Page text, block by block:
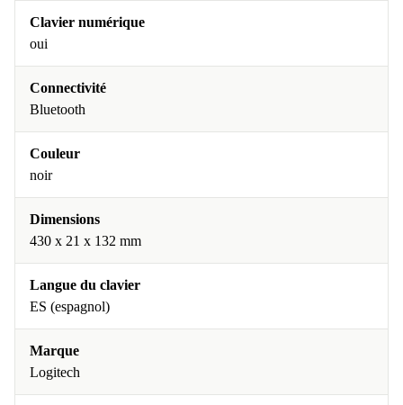
Clavier numérique
oui
Connectivité
Bluetooth
Couleur
noir
Dimensions
430 x 21 x 132 mm
Langue du clavier
ES (espagnol)
Marque
Logitech